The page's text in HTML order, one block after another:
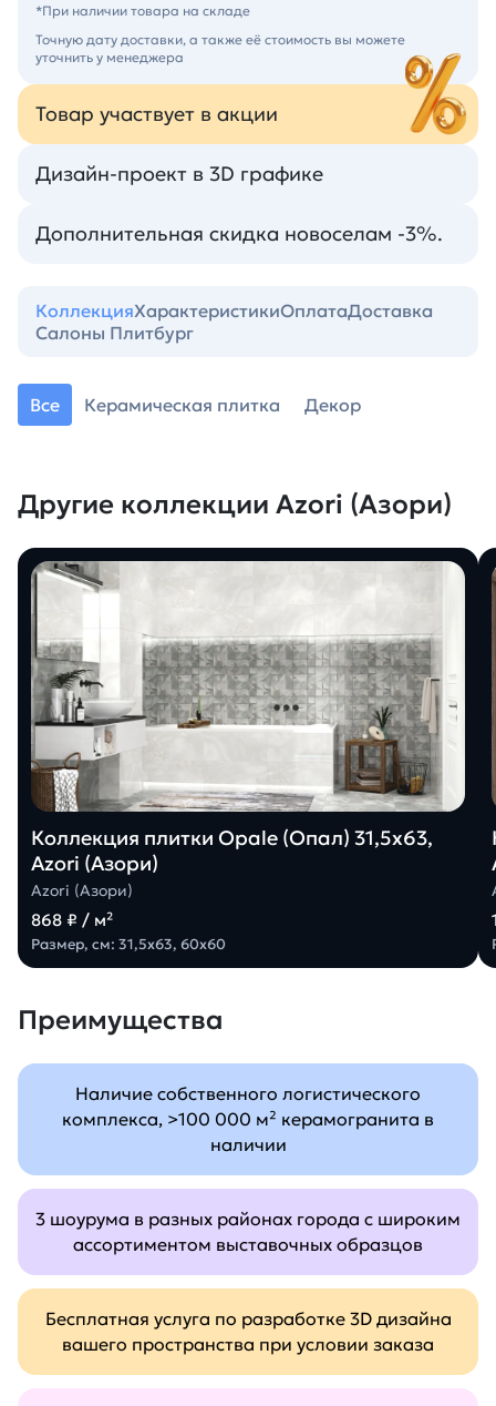
*При наличии товара на складе
Точную дату доставки, а также её стоимость вы можете
уточнить у менеджера
Товар участвует в акции
Дизайн-проект в 3D графике
Дополнительная скидка новоселам -3%.
КоллекцияХарактеристикиОплатаДоставка
Салоны Плитбург
Все Керамическая плитка Декор
Другие коллекции Azori (Азори)
Коллекция плитки Opale (Опал) 31,5х63,
Azori (Азори)
Azori (Азори)
868 ₽ / м²
Размер, см: 31,5х63, 60х60
Преимущества
Наличие собственного логистического
комплекса, >100 000 м² керамогранита в
наличии
3 шоурума в разных районах города с широким
ассортиментом выставочных образцов
Бесплатная услуга по разработке 3D дизайна
вашего пространства при условии заказа